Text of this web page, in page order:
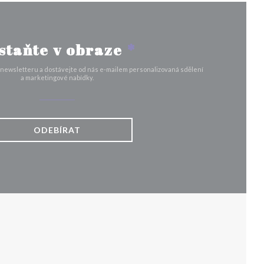
v obraze *
a dostávejte od nás e-mailem personalizovaná sdělení
a marketingové nabídky.
ODEBÍRAT
OKNĚ))